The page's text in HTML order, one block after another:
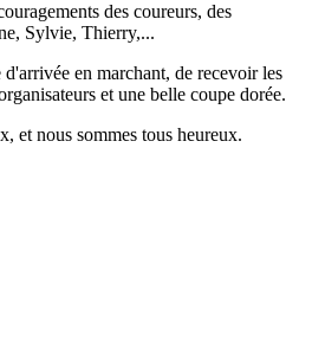
des coureurs, des
Sylvie, Thierry,...
en marchant, de recevoir les
et une belle coupe dorée.
et nous sommes tous heureux.